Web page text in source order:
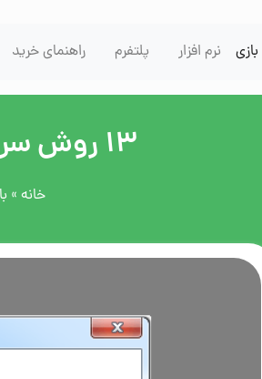
بازی
نرم افزار پلتفرم راهنمای خرید
13 روش سریع برای رفع ارور openal32.dll
خانه »